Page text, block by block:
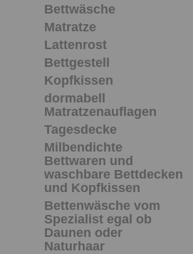
Bettwäsche
Matratze
Lattenrost
Bettgestell
Kopfkissen
dormabell
Matratzenauflagen
Tagesdecke
Milbendichte
Bettwaren und
waschbare Bettdecken
und Kopfkissen
Bettenwäsche vom
Spezialist egal ob
Daunen oder
Naturhaar